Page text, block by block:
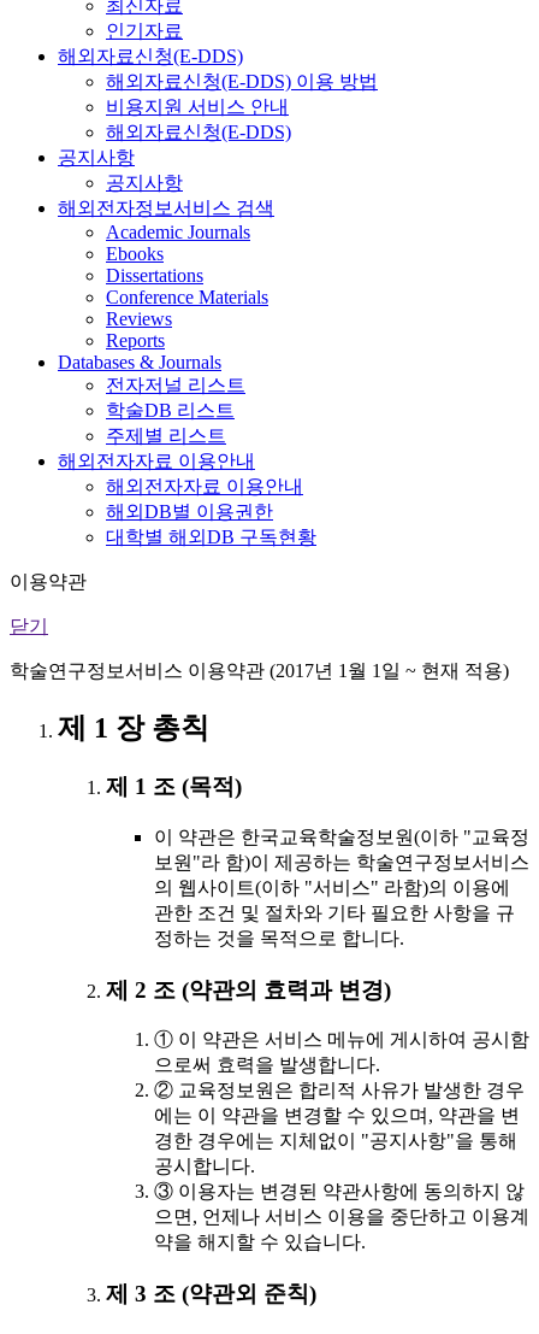
최신자료
인기자료
해외자료신청(E-DDS)
해외자료신청(E-DDS) 이용 방법
비용지원 서비스 안내
해외자료신청(E-DDS)
공지사항
공지사항
해외전자정보서비스 검색
Academic Journals
Ebooks
Dissertations
Conference Materials
Reviews
Reports
Databases & Journals
전자저널 리스트
학술DB 리스트
주제별 리스트
해외전자자료 이용안내
해외전자자료 이용안내
해외DB별 이용권한
대학별 해외DB 구독현황
이용약관
닫기
학술연구정보서비스 이용약관 (2017년 1월 1일 ~ 현재 적용)
제 1 장 총칙
제 1 조 (목적)
이 약관은 한국교육학술정보원(이하 "교육정
보원"라 함)이 제공하는 학술연구정보서비스
의 웹사이트(이하 "서비스" 라함)의 이용에
관한 조건 및 절차와 기타 필요한 사항을 규
정하는 것을 목적으로 합니다.
제 2 조 (약관의 효력과 변경)
① 이 약관은 서비스 메뉴에 게시하여 공시함
으로써 효력을 발생합니다.
② 교육정보원은 합리적 사유가 발생한 경우
에는 이 약관을 변경할 수 있으며, 약관을 변
경한 경우에는 지체없이 "공지사항"을 통해
공시합니다.
③ 이용자는 변경된 약관사항에 동의하지 않
으면, 언제나 서비스 이용을 중단하고 이용계
약을 해지할 수 있습니다.
제 3 조 (약관외 준칙)